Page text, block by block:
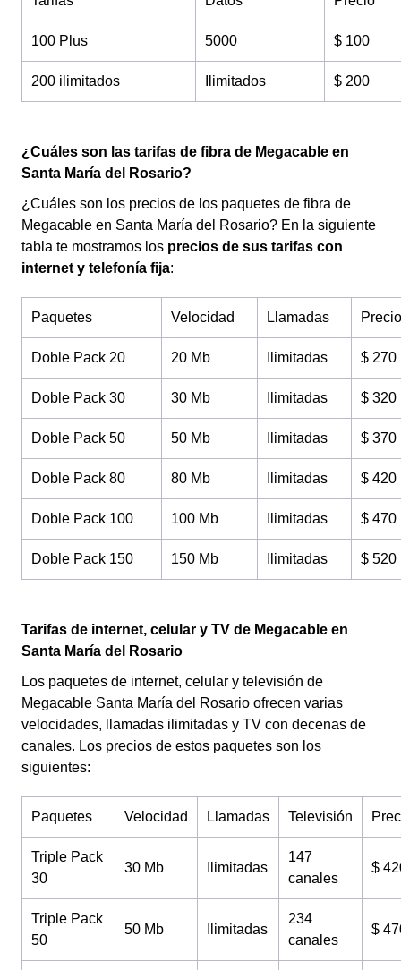
100 Plus 5000 $ 100
200 ilimitados Ilimitados $ 200
¿Cuáles son las tarifas de fibra de Megacable en
Santa María del Rosario?
¿Cuáles son los precios de los paquetes de fibra de
Megacable en Santa María del Rosario? En la siguiente
tabla te mostramos los precios de sus tarifas con
internet y telefonía fija:
Paquetes Velocidad Llamadas Precio
Doble Pack 20 20 Mb Ilimitadas $ 270
Doble Pack 30 30 Mb Ilimitadas $ 320
Doble Pack 50 50 Mb Ilimitadas $ 370
Doble Pack 80 80 Mb Ilimitadas $ 420
Doble Pack 100 100 Mb Ilimitadas $ 470
Doble Pack 150 150 Mb Ilimitadas $ 520
Tarifas de internet, celular y TV de Megacable en
Santa María del Rosario
Los paquetes de internet, celular y televisión de
Megacable Santa María del Rosario ofrecen varias
velocidades, llamadas ilimitadas y TV con decenas de
canales. Los precios de estos paquetes son los
siguientes:
Paquetes Velocidad Llamadas Televisión
Triple Pack
30
30 Mb Ilimitadas
147
canales
$
Triple Pack
50
50 Mb Ilimitadas
234
canales
$